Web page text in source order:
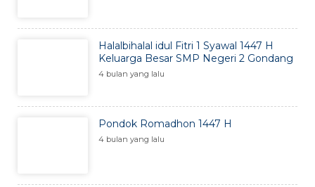
Halalbihalal idul Fitri 1 Syawal 1447 H
Keluarga Besar SMP Negeri 2 Gondang
4 bulan yang lalu
Pondok Romadhon 1447 H
4 bulan yang lalu